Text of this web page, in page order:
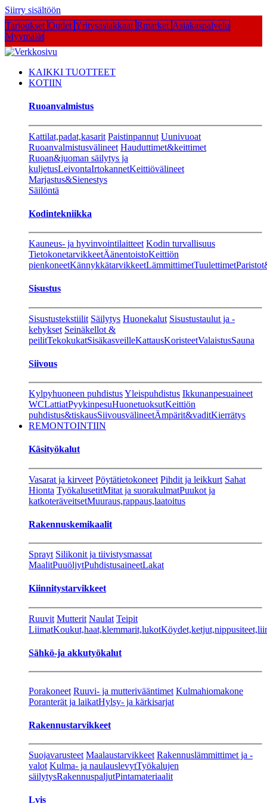
Siirry sisältöön
Tarjoukset Outlet Yritysasiakkaat Rmarket Asiakaspalvelu
Myymälät
KAIKKI TUOTTEET
KOTIIN
Ruoanvalmistus
Kattilat,padat,kasarit Paistinpannut Uunivuoat
Ruoanvalmistusvälineet Hauduttimet&keittimet
Ruoan&juoman säilytys ja
kuljetusLeivontaIrtokannetKeittiövälineet
Marjastus&Sienestys
Säilöntä
Kodintekniikka
Kauneus- ja hyvinvointilaitteet Kodin turvallisuus
TietokonetarvikkeetÄänentoistoKeittiön
pienkoneetKännykkätarvikkeetLämmittimetTuulettimet
Sisustus
Sisustustekstiilit Säilytys Huonekalut Sisustustaulut ja -
kehykset Seinäkellot &
peilitTekokukatSisäkasveilleKattausKoristeetValaistusSauna
Siivous
Kylpyhuoneen puhdistusYleispuhdistus Ikkunanpesuaineet
WCLattiatPyykinpesuHuonetuoksutKeittiön
puhdistus&tiskausSiivousvälineetÄmpärit&vaditKierrätys
REMONTOINTIIN
Käsityökalut
Vasarat ja kirveet Pöytätietokoneet Pihdit ja leikkurt Sahat
Hionta TyökalusetitMitat ja suorakulmatPuukot ja
katkoteräveitsetMuuraus,rappaus,laatoitus
Rakennuskemikaalit
Sprayt Silikonit ja tiivistysmassat
MaalitPuuöljytPuhdistusaineetLakat
Kiinnitystarvikkeet
Ruuvit Mutterit Naulat Teipit
LiimatKoukut,haat,klemmarit,lukot
Sähkö-ja akkutyökalut
Porakoneet Ruuvi- ja mutterivääntimet Kulmahiomakone
Poranterät ja laikatHylsy- ja kärkisarjat
Rakennustarvikkeet
Suojavarusteet Maalaustarvikkeet Rakennuslämmittimet ja -
valot Kulma- ja naulauslevytTyökalujen
säilytysRakennuspaljutPintamateriaalit
Lvis